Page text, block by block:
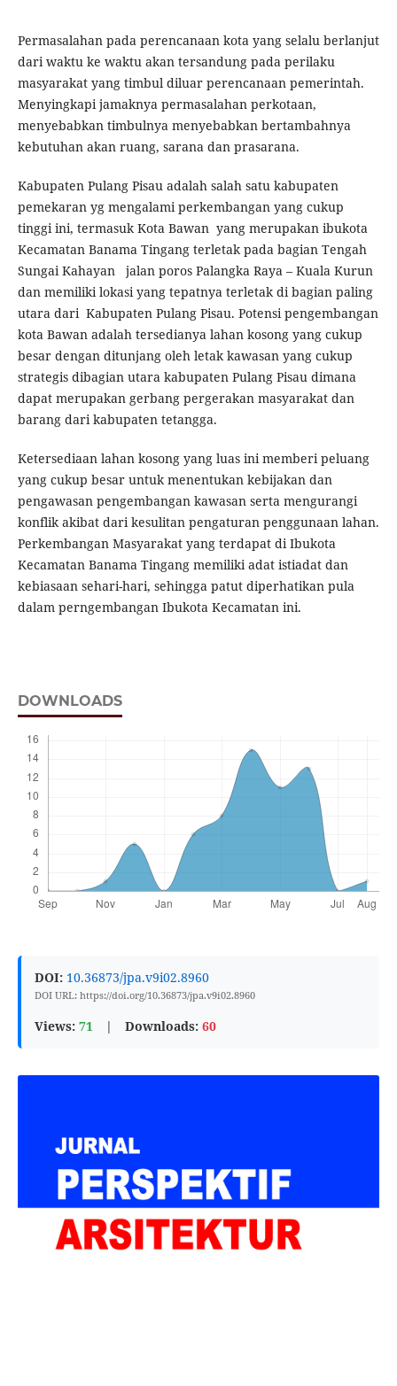
Permasalahan pada perencanaan kota yang selalu berlanjut
dari waktu ke waktu akan tersandung pada perilaku
masyarakat yang timbul diluar perencanaan pemerintah.
Menyingkapi jamaknya permasalahan perkotaan,
menyebabkan timbulnya menyebabkan bertambahnya
kebutuhan akan ruang, sarana dan prasarana.
Kabupaten Pulang Pisau adalah salah satu kabupaten
pemekaran yg mengalami perkembangan yang cukup
tinggi ini, termasuk Kota Bawan yang merupakan ibukota
Kecamatan Banama Tingang terletak pada bagian Tengah
Sungai Kahayan jalan poros Palangka Raya – Kuala Kurun
dan memiliki lokasi yang tepatnya terletak di bagian paling
utara dari Kabupaten Pulang Pisau. Potensi pengembangan
kota Bawan adalah tersedianya lahan kosong yang cukup
besar dengan ditunjang oleh letak kawasan yang cukup
strategis dibagian utara kabupaten Pulang Pisau dimana
dapat merupakan gerbang pergerakan masyarakat dan
barang dari kabupaten tetangga.
Ketersediaan lahan kosong yang luas ini memberi peluang
yang cukup besar untuk menentukan kebijakan dan
pengawasan pengembangan kawasan serta mengurangi
konflik akibat dari kesulitan pengaturan penggunaan lahan.
Perkembangan Masyarakat yang terdapat di Ibukota
Kecamatan Banama Tingang memiliki adat istiadat dan
kebiasaan sehari-hari, sehingga patut diperhatikan pula
dalam perngembangan Ibukota Kecamatan ini.
DOWNLOADS
DOI: 10.36873/jpa.v9i02.8960
DOI URL: https://doi.org/10.36873/jpa.v9i02.8960
Views: 71 | Downloads: 60